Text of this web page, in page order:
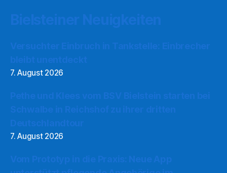
7. August 2026
7. August 2026